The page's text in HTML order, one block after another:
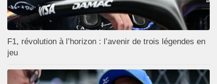
F1, révolution à l’horizon : l’avenir de trois légendes en
jeu